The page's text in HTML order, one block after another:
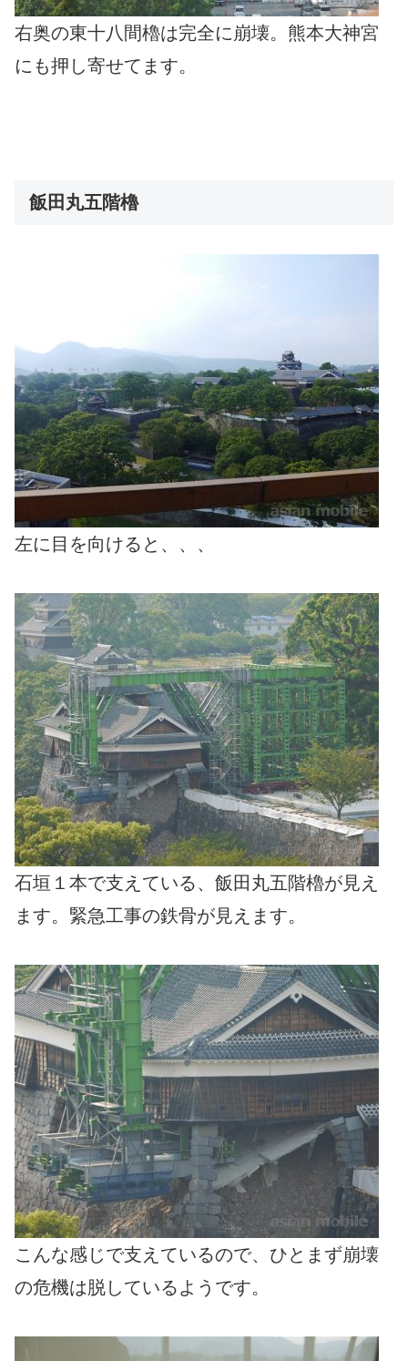
右奥の東十八間櫓は完全に崩壊。熊本大神宮
にも押し寄せてます。
飯田丸五階櫓
左に目を向けると、、、
石垣１本で支えている、飯田丸五階櫓が見え
ます。緊急工事の鉄骨が見えます。
こんな感じで支えているので、ひとまず崩壊
の危機は脱しているようです。